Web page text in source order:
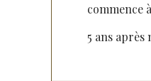
commence
5 ans